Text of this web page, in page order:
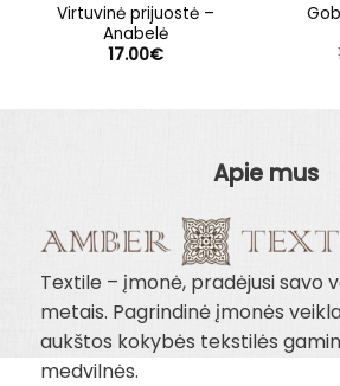
Virtuvinė prijuostė –
Anabelė
17.00€
Apie mus
Textile – įmonė, pradėjusi savo
metais. Pagrindinė įmonės
aukštos kokybės tekstilės
medvilnės.